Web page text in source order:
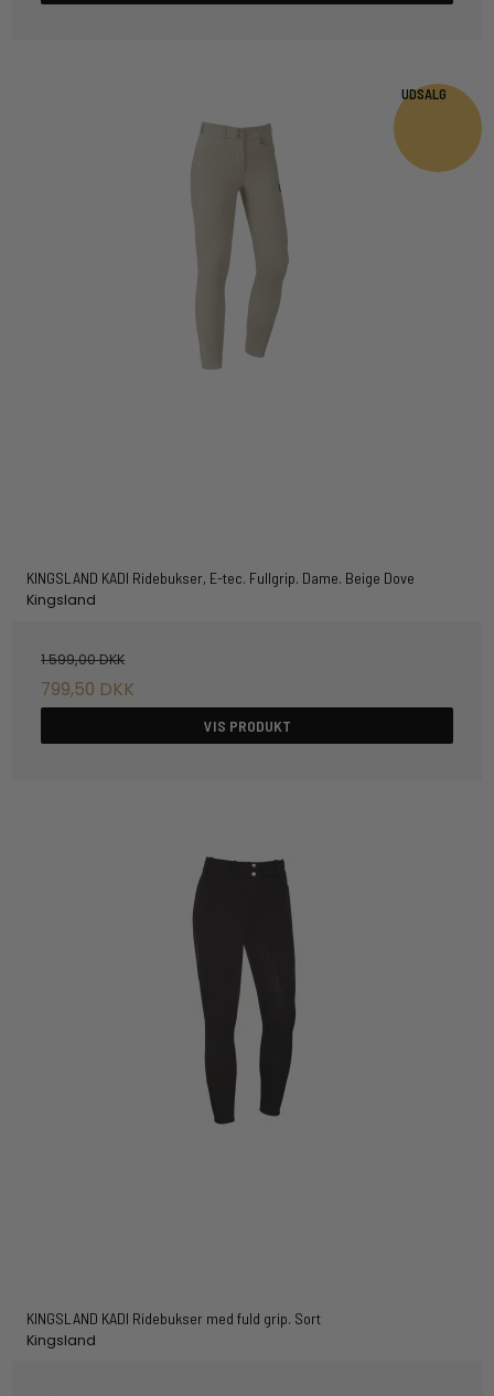
UDSALG
KINGSLAND KADI Ridebukser, E-tec. Fullgrip. Dame. Beige Dove
Kingsland
1.599,00 DKK
799,50 DKK
VIS PRODUKT
KINGSLAND KADI Ridebukser med fuld grip. Sort
Kingsland